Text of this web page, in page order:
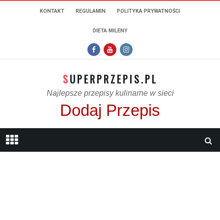
KONTAKT REGULAMIN POLITYKA PRYWATNOŚCI
DIETA MILENY
SUPERPRZEPIS.PL
Najlepsze przepisy kulinarne w sieci
Dodaj Przepis